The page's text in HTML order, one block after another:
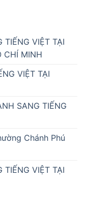
TIẾNG VIỆT TẠI
CHÍ MINH
VIỆT TẠI
SANG TIẾNG
Chánh Phú
TIẾNG VIỆT TẠI